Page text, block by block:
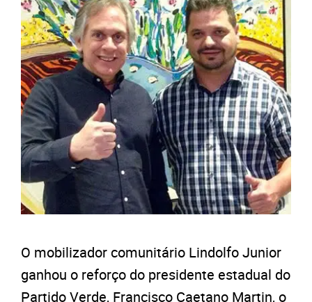
O mobilizador comunitário Lindolfo Junior
ganhou o reforço do presidente estadual do
Partido Verde, Francisco Caetano Martin, o